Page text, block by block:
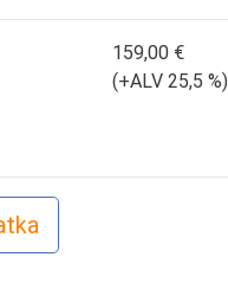
159,00 €
(+ALV 25,5 %)